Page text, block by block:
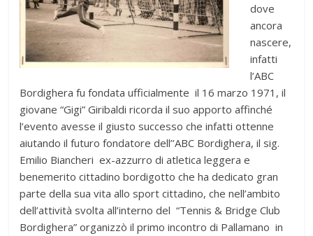
dove
ancora
nascere,
infatti
l’ABC
Bordighera fu fondata ufficialmente il 16 marzo 1971, il
giovane “Gigi” Giribaldi ricorda il suo apporto affinché
l’evento avesse il giusto successo che infatti ottenne
aiutando il futuro fondatore dell’’ABC Bordighera, il sig.
Emilio Biancheri ex-azzurro di atletica leggera e
benemerito cittadino bordigotto che ha dedicato gran
parte della sua vita allo sport cittadino, che nell’ambito
dell’attività svolta all’interno del “Tennis & Bridge Club
Bordighera” organizzò il primo incontro di Pallamano in